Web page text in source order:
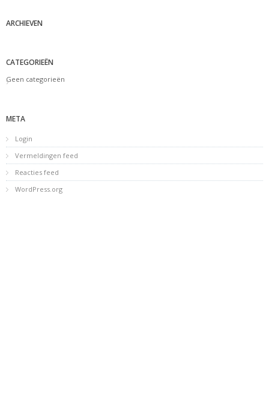
ARCHIEVEN
CATEGORIEËN
Geen categorieën
META
Login
Vermeldingen feed
Reacties feed
WordPress.org